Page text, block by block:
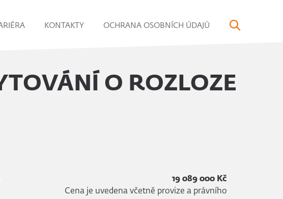
KONTAKTY OCHRANA OSOBNÍCH ÚDAJŮ
O ROZLOZE
19 089 000 Kč
Cena je uvedena včetně provize a právního